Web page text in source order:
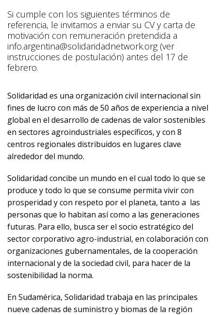
Si cumple con los siguientes términos de
referencia, le invitamos a enviar su CV y carta de
motivación con remuneración pretendida a
info.argentina@solidaridadnetwork.org(ver
instrucciones de postulación) antes del 17 de
febrero.
Solidaridad es una organización civil internacional sin
fines de lucro con más de 50 años de experiencia a nivel
global en el desarrollo de cadenas de valor sostenibles
en sectores agroindustriales específicos, y con 8
centros regionales distribuidos en lugares clave
alrededor del mundo.
Solidaridad concibe un mundo en el cual todo lo que se
produce y todo lo que se consume permita vivir con
prosperidad y con respeto por el planeta, tanto a las
personas que lo habitan así como a las generaciones
futuras. Para ello, busca ser el socio estratégico del
sector corporativo agro-industrial, en colaboración con
organizaciones gubernamentales, de la cooperación
internacional y de la sociedad civil, para hacer de la
sostenibilidad la norma.
En Sudamérica, Solidaridad trabaja en las principales
nueve cadenas de suministro y biomas de la región